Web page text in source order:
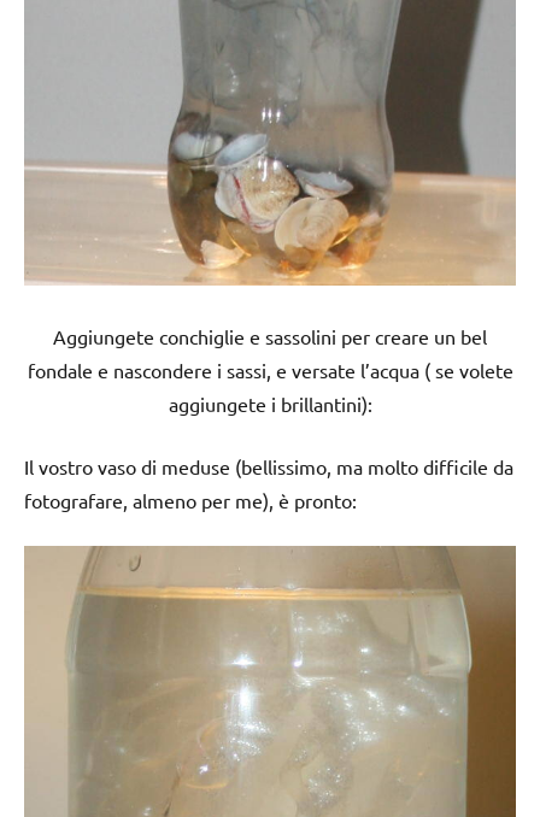
Aggiungete conchiglie e sassolini per creare un bel
fondale e nascondere i sassi, e versate l’acqua ( se volete
aggiungete i brillantini):
Il vostro vaso di meduse (bellissimo, ma molto difficile da
fotografare, almeno per me), è pronto: